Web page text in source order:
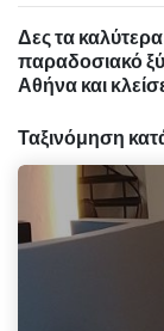
Δες τα
παραδοσιακό
Αθήνα και
Ταξινόμηση